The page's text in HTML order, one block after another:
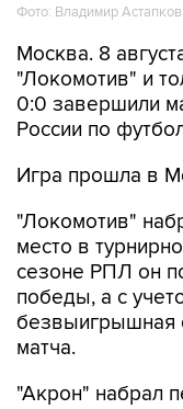
Фото: Владимир
Москва. 8
"Локомотив" и
0:0 завершили
России по
Игра прошла в
"Локомотив"
место в
сезоне РПЛ он
победы, а с
безвыигрышная
матча.
"Акрон" набрал